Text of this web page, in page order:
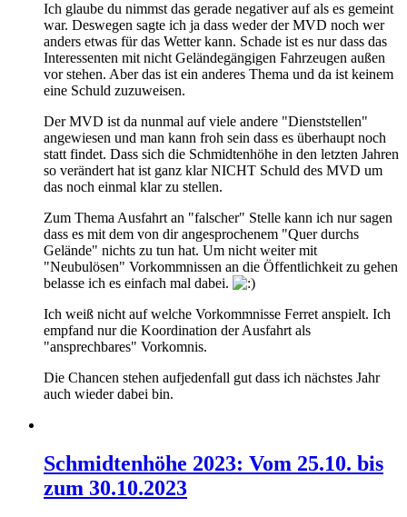
Ich glaube du nimmst das gerade negativer auf als es gemeint
war. Deswegen sagte ich ja dass weder der MVD noch wer
anders etwas für das Wetter kann. Schade ist es nur dass das
Interessenten mit nicht Geländegängigen Fahrzeugen außen
vor stehen. Aber das ist ein anderes Thema und da ist keinem
eine Schuld zuzuweisen.
Der MVD ist da nunmal auf viele andere "Dienststellen"
angewiesen und man kann froh sein dass es überhaupt noch
statt findet. Dass sich die Schmidtenhöhe in den letzten Jahren
so verändert hat ist ganz klar NICHT Schuld des MVD um
das noch einmal klar zu stellen.
Zum Thema Ausfahrt an "falscher" Stelle kann ich nur sagen
dass es mit dem von dir angesprochenem "Quer durchs
Gelände" nichts zu tun hat. Um nicht weiter mit
"Neubulösen" Vorkommnissen an die Öffentlichkeit zu gehen
belasse ich es einfach mal dabei.
Ich weiß nicht auf welche Vorkommnisse Ferret anspielt. Ich
empfand nur die Koordination der Ausfahrt als
"ansprechbares" Vorkomnis.
Die Chancen stehen aufjedenfall gut dass ich nächstes Jahr
auch wieder dabei bin.
Schmidtenhöhe 2023: Vom 25.10. bis
zum 30.10.2023